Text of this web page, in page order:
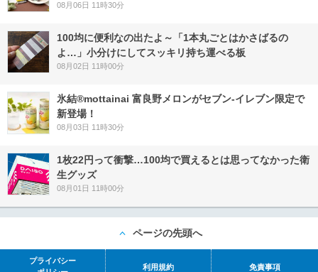
08月06日 11時30分
100均に便利なの出たよ～「1本丸ごとはかさばるの
よ…」小分けにしてスッキリ持ち運べる板
08月02日 11時00分
氷結®mottainai 富良野メロンがセブン‐イレブン限定で
新登場！
08月03日 11時30分
1枚22円って衝撃…100均で買えるとは思ってなかった衛
生グッズ
08月01日 11時00分
ページの先頭へ
プライバシー
利用規約 免責事項